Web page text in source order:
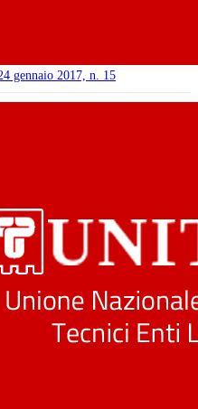
gennaio 2017, n. 15